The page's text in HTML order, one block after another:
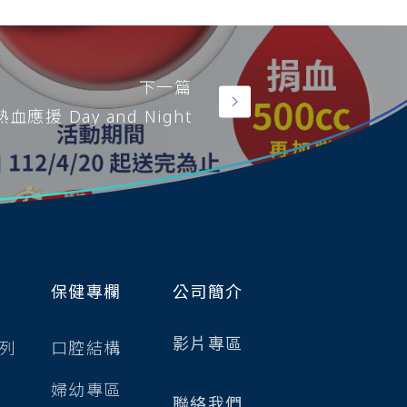
下一篇
血應援 Day and Night
保健專欄
口腔結構
婦幼專區
公司簡介
影片專區